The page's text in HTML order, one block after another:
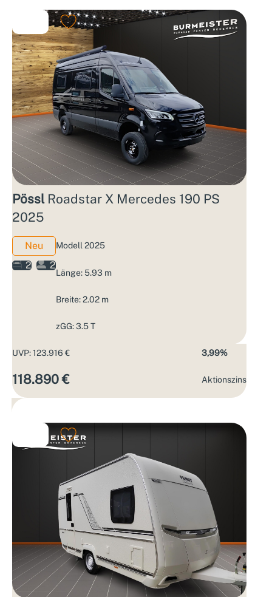
PösslRoadstar X Mercedes 190 PS
2025
Neu
2
2
Modell 2025
Länge: 5.93 m
Breite: 2.02 m
zGG: 3.5 T
UVP: 123.916 €
118.890 €
3,99%
Aktions­zins